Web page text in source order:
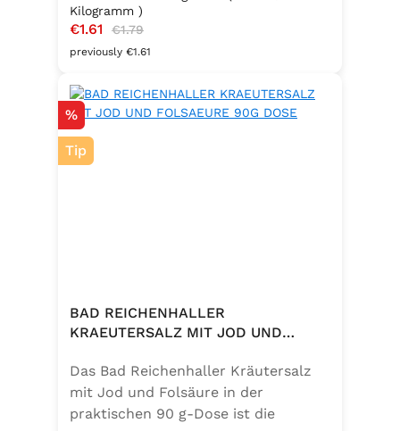
Knoblauchgeschmack. Hergestellt
ohne Geschmacksverstärker, zu 100
% vegan und glutenfrei – ideal für
zum Würzen von Pasta, Fleisch,
Fisch, Gemüse und mediterranen
Speisen. Zutaten:Siedesalz, 10 %
Knoblauch, 5 % Kräuter und
Kilogramm )
Sale price:
€1.61 Regular price:
€1.79
previously €1.61
Discount
%
Tip
BAD REICHENHALLER
KRAEUTERSALZ MIT JOD UND
Das Bad Reichenhaller Kräutersalz
mit Jod und Folsäure in der
praktischen 90 g-Dose ist die